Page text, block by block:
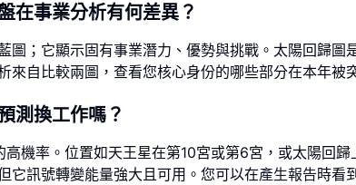
在事業分析有何差異？
圖；它顯示固有事業潛力、優勢與挑戰。太陽回歸
來自比較兩圖，查看您核心身份的哪些部分在本年被
測換工作嗎？
高機率。位置如天王星在第10宮或第6宮，或太陽回
它訊號轉變能量強大且可用。您可以在產生報告時看